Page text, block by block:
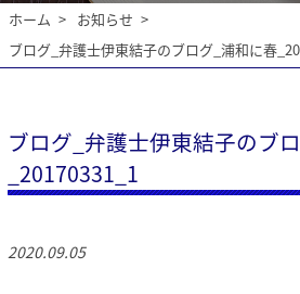
ホーム
お知らせ
ブログ_弁護士伊東結子のブログ_浦和に春
ブログ_弁護士伊東結子のブ
_20170331_1
2020.09.05